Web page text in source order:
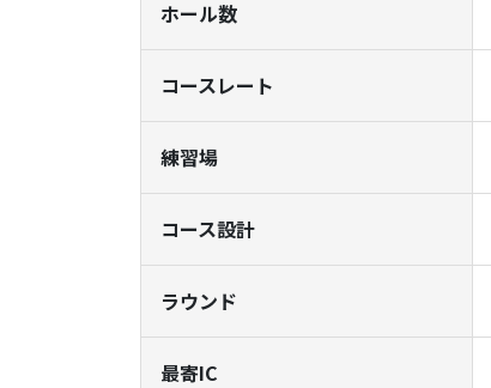
ホール数
コースレート
練習場
コース設計
ラウンド
最寄IC